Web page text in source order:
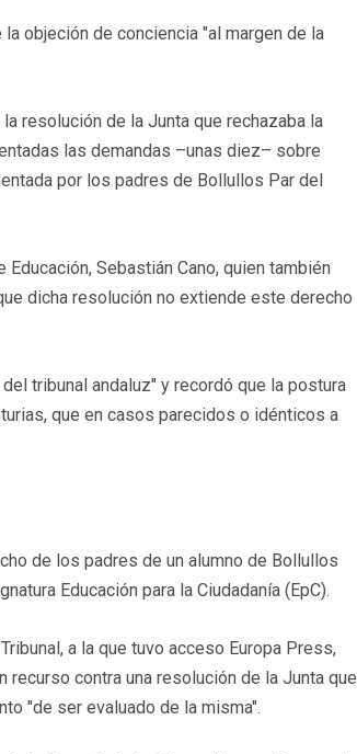
objeción de conciencia "al margen de la
resolución de la Junta que rechazaba la
las demandas –unas diez– sobre
por los padres de Bollullos Par del
Sebastián Cano, quien también
dicha resolución no extiende este derecho
tribunal andaluz" y recordó que la postura
que en casos parecidos o idénticos a
de los padres de un alumno de Bollullos
Educación para la Ciudadanía (EpC).
a la que tuvo acceso Europa Press,
contra una resolución de la Junta que
"de ser evaluado de la misma".